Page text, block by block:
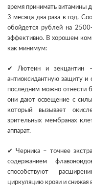
время принимать витамины
3 месяца два раза в год.
обойдется рублей на
эффективно. В хорошем
как минимум:
✔ Лютеин и зекцантин –
антиоксидантную защиту и
последним можно отнести
они дают освещение с
который вызывает
зрительных мембранах
аппарат.
✔ Черника – точнее
содержанием
способствуют
циркуляцию крови и снижая